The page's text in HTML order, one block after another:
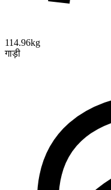
114.96kg
गाड़ी